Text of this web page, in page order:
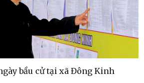
bầu cử tại xã Đông Kinh